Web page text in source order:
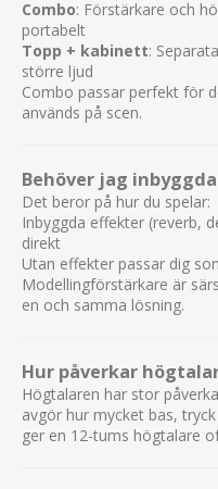
Combo: Förstärkare och
portabelt
Topp + kabinett:
större ljud
Combo passar perfekt för
används på scen.
Behöver jag
Det beror på hur du spelar:
Inbyggda effekter (reverb,
direkt
Utan effekter passar dig
Modellingförstärkare är
en och samma lösning.
Hur påverkar
Högtalaren har stor
avgör hur mycket bas,
ger en 12-tums högtalare